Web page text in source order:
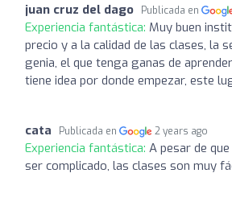
juan cruz del dago Publicada en
Experiencia fantástica: Muy buen
precio y a la calidad de las clases, la
genia, el que tenga ganas de
tiene idea por donde empezar, este
cata Publicada en 2 years ago
Experiencia fantástica: A pesar de
ser complicado, las clases son muy